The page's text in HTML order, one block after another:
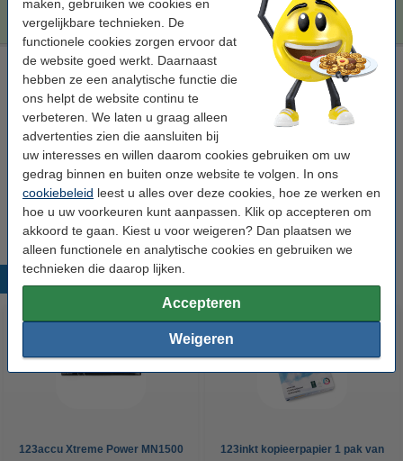
maken, gebruiken we cookies en
vergelijkbare technieken. De
functionele cookies zorgen ervoor dat
de website goed werkt. Daarnaast
hebben ze een analytische functie die
ons helpt de website continu te
verbeteren. We laten u graag alleen
advertenties zien die aansluiten bij
uw interesses en willen daarom cookies gebruiken om uw
gedrag binnen en buiten onze website te volgen. In ons
cookiebeleid leest u alles over deze cookies, hoe ze werken en
hoe u uw voorkeuren kunt aanpassen. Klik op accepteren om
akkoord te gaan. Kiest u voor weigeren? Dan plaatsen we
alleen functionele en analytische cookies en gebruiken we
technieken die daarop lijken.
Accepteren
Weigeren
Bestellen
Laserprinter reinigingsdoek
tonerdoek geel 999058
Bekijk de specificaties en omschrijving
€ 0,95
Populaire producten
123accu Xtreme Power MN1500
123inkt kopieerpapier 1 pak van